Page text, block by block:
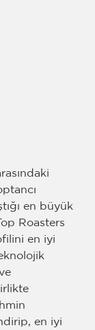
en büyük
Roasters
en iyi
en iyi